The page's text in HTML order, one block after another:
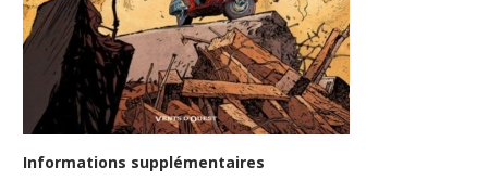
Informations supplémentaires